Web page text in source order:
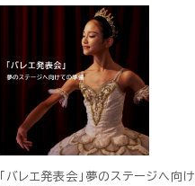
「バレエ発表会」夢のステージへ向け